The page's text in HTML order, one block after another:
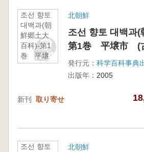
조선 향토
대백과(朝
鮮郷土大
百科)-第1
巻 平壌
市 (古書)
北朝鮮
조선 향토 대백과(
第1巻 平壌市 (
発行元：
出版年： 2005
新刊 取り寄せ
조선 향토
北朝鮮